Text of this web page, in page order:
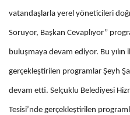
vatandaşlarla yerel yöneticileri
Soruyor, Başkan Cevaplıyor”
buluşmaya devam ediyor. Bu yılın
gerçekleştirilen programlar Şeyh
devam etti. Selçuklu Belediyesi
Tesisi’nde gerçekleştirilen